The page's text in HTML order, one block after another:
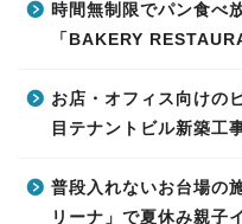
時間無制限でパン食べ
「BAKERY
お店・オフィス向けの
目テナントビル新築工
普段入れないお台場の
リーナ」で夏休み親子